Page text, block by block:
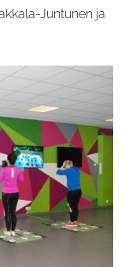
Juntunen ja